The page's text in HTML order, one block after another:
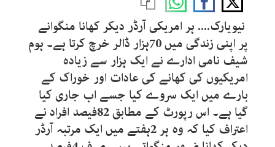
نیویارک.... ہر امریکی آرڈر دیکر کھانا منگوانے
پر اپنی زندگی میں 70ہزار ڈالر خرچ کرتا ہے۔ ہوم
شیف نامی ادارے نے ایک ہزار سے زیادہ
امریکیوں کی کھانے کی عادات اور خوراک کے
بارے میں ایک سروے کیا جسے اب جاری کیا
گیا ہے۔ اس رپورٹ کے مطابق 82فیصد افراد نے
اعتراف کیا کہ وہ ہر 2ہفتے میں ایک مرتبہ آرڈر